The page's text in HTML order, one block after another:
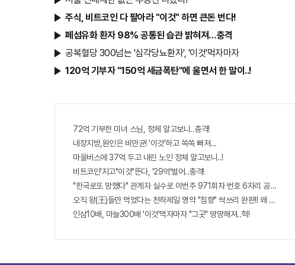
주식, 비트코인 다 팔아라 "이것" 하면 큰돈 번다!
폐섬유화 환자 98% 공통된 습관 밝혀져…충격
공복혈당 300넘는 '심각당뇨환자', '이것'먹자마자
120억 기부자 "150억 세금폭탄"에 울면서 한 말이..!
72억 기부한 미녀 스님, 정체 알고보니..충격!
내장지방,원인은 비만균! '이것'하고 쏙쏙 빠져…
마을버스에 37억 두고 내린 노인 정체 알고보니..!
비트코인'지고"이것"뜬다, '29억'벌어..충격!
"한국로또 망했다" 관계자 실수로 이번주 971회차 번호 6자리 공개!? 꼭
오직 왕(王)들만 먹었다는 천하제일 명약 "침향" 싹쓰리 완판!! 왜 난리났
인삼10배, 마늘300배 '이것'먹자마자 "그곳" 땅땅해져..헉!